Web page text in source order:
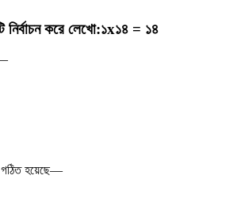
করে লেখো:১x১৪ = ১৪
গঠিত হয়েছে—